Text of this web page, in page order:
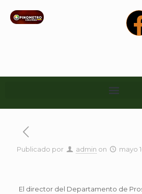
Publicado por admin on mayo
El director del Departamento de